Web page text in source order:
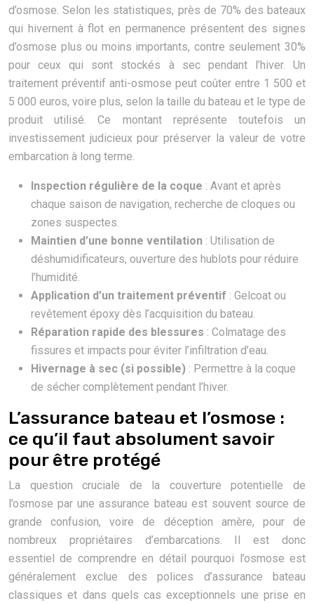
d’osmose. Selon les statistiques, près de 70% des bateaux
qui hivernent à flot en permanence présentent des signes
d’osmose plus ou moins importants, contre seulement 30%
pour ceux qui sont stockés à sec pendant l’hiver. Un
traitement préventif anti-osmose peut coûter entre 1 500 et
5 000 euros, voire plus, selon la taille du bateau et le type de
produit utilisé. Ce montant représente toutefois un
investissement judicieux pour préserver la valeur de votre
embarcation à long terme.
Inspection régulière de la coque : Avant et après
chaque saison de navigation, recherche de cloques ou
zones suspectes.
Maintien d’une bonne ventilation : Utilisation de
déshumidificateurs, ouverture des hublots pour réduire
l’humidité.
Application d’un traitement préventif : Gelcoat ou
revêtement époxy dès l’acquisition du bateau.
Réparation rapide des blessures : Colmatage des
fissures et impacts pour éviter l’infiltration d’eau.
Hivernage à sec (si possible) : Permettre à la coque
de sécher complètement pendant l’hiver.
L’assurance bateau et l’osmose :
ce qu’il faut absolument savoir
pour être protégé
La question cruciale de la couverture potentielle de
l’osmose par une assurance bateau est souvent source de
grande confusion, voire de déception amère, pour de
nombreux propriétaires d’embarcations. Il est donc
essentiel de comprendre en détail pourquoi l’osmose est
généralement exclue des polices d’assurance bateau
classiques et dans quels cas exceptionnels une prise en